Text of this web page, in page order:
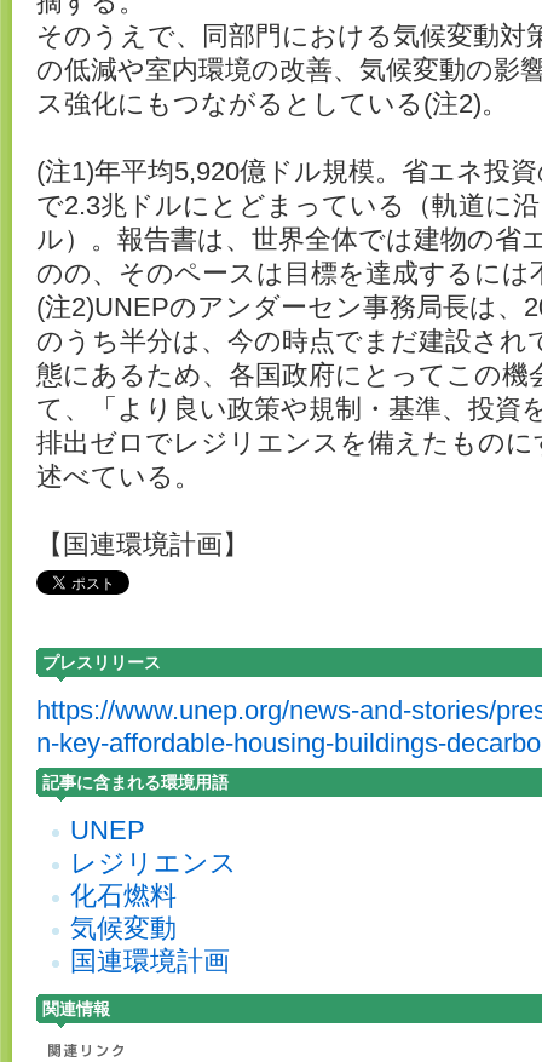
そのうえで、同部門における気候変動対
の低減や室内環境の改善、気候変動の影
ス強化にもつながるとしている(注2)。
(注1)年平均5,920億ドル規模。省エネ投
で2.3兆ドルにとどまっている（軌道に
ル）。報告書は、世界全体では建物の省
のの、そのペースは目標を達成するには
(注2)UNEPのアンダーセン事務局長は、
のうち半分は、今の時点でまだ建設され
態にあるため、各国政府にとってこの機
て、「より良い政策や規制・基準、投資
排出ゼロでレジリエンスを備えたもの
述べている。
【国連環境計画】
プレスリリース
https://www.unep.org/news-and-stories/
n-key-affordable-housing-buildings-
記事に含まれる環境用語
UNEP
レジリエンス
化石燃料
気候変動
国連環境計画
関連情報